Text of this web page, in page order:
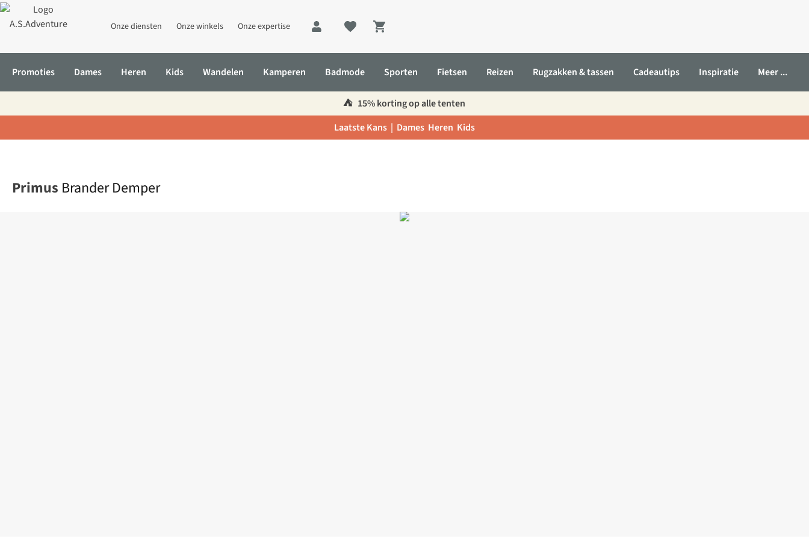
Onze diensten Onze winkels Onze expertise
Shopping cart
Promoties Dames Heren Kids Wandelen Kamperen Badmode Sporten Fietsen Reizen Rugzakken & tassen Cadeautips Inspiratie Meer ...
⛺️ 15% korting op alle tenten
Laatste Kans | Dames Heren Kids
Primus Brander Demper